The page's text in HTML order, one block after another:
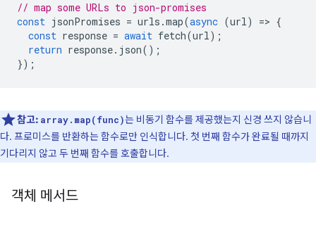
// map some URLs to json-promises
const jsonPromises = urls .map(async (url) => {
const response = await fetch(url);
return response. json();
});
참고: array.map(func)는 비동기 함수를 제공했는지 신경 쓰지 않습니
다. 프로미스를 반환하는 함수로만 인식합니다. 첫 번째 함수가 완료될 때까지
기다리지 않고 두 번째 함수를 호출합니다.
객체 메서드